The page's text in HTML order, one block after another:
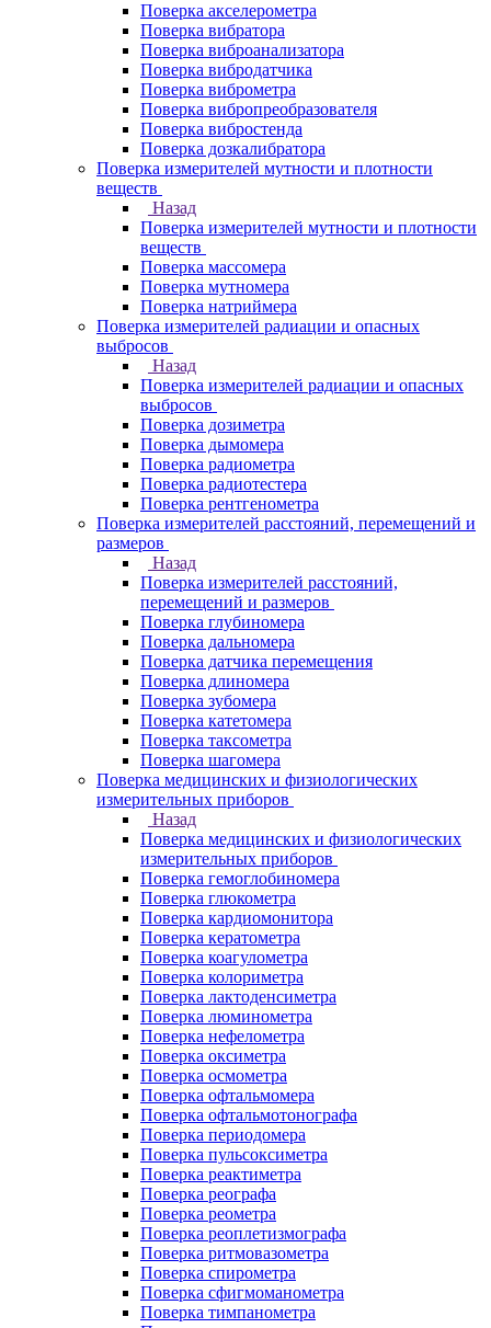
Поверка акселерометра
Поверка вибратора
Поверка виброанализатора
Поверка вибродатчика
Поверка виброметра
Поверка вибропреобразователя
Поверка вибростенда
Поверка дозкалибратора
Поверка измерителей мутности и плотности
веществ
Назад
Поверка измерителей мутности и плотности
веществ
Поверка массомера
Поверка мутномера
Поверка натриймера
Поверка измерителей радиации и опасных
выбросов
Назад
Поверка измерителей радиации и опасных
выбросов
Поверка дозиметра
Поверка дымомера
Поверка радиометра
Поверка радиотестера
Поверка рентгенометра
Поверка измерителей расстояний, перемещений и
размеров
Назад
Поверка измерителей расстояний,
перемещений и размеров
Поверка глубиномера
Поверка дальномера
Поверка датчика перемещения
Поверка длиномера
Поверка зубомера
Поверка катетомера
Поверка таксометра
Поверка шагомера
Поверка медицинских и физиологических
измерительных приборов
Назад
Поверка медицинских и физиологических
измерительных приборов
Поверка гемоглобиномера
Поверка глюкометра
Поверка кардиомонитора
Поверка кератометра
Поверка коагулометра
Поверка колориметра
Поверка лактоденсиметра
Поверка люминометра
Поверка нефелометра
Поверка оксиметра
Поверка осмометра
Поверка офтальмомера
Поверка офтальмотонографа
Поверка периодомера
Поверка пульсоксиметра
Поверка реактиметра
Поверка реографа
Поверка реометра
Поверка реоплетизмографа
Поверка ритмовазометра
Поверка спирометра
Поверка сфигмоманометра
Поверка тимпанометра